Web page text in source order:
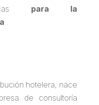
para la
hotelera, nace
de consultoría